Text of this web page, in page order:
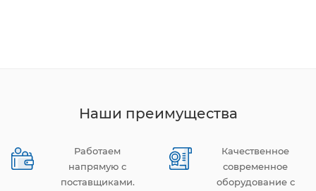
Наши преимущества
Работаем
напрямую с
поставщиками.
Качественное
современное
оборудование с